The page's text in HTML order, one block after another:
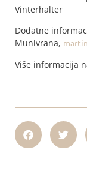
Vinterhalter
Dodatne
Munivrana,
Više informacija